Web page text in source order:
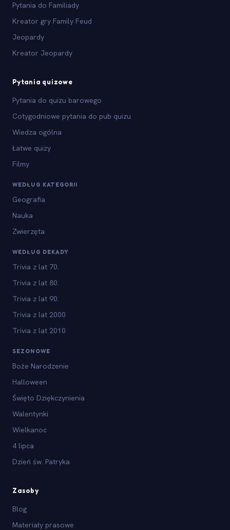
Pytania do Familiady
Kreator gry Family Feud
Jeopardy
Kreator Jeopardy
Pytania quizowe
Pytania do quizu barowego
Cotygodniowe pytania do pub quizu
Wiedza ogólna
Łatwe quizy
Filmy
WEDŁUG KATEGORII
Geografia
Nauka
Zwierzęta
WEDŁUG DEKADY
Trivia z lat 70.
Trivia z lat 80.
Trivia z lat 90.
Trivia z lat 2000
Trivia z lat 2010
SEZONOWE
Boże Narodzenie
Halloween
Święto Dziękczynienia
Walentynki
Wielkanoc
4 lipca
Dzień św. Patryka
Zasoby
Blog
Materiały prasowe